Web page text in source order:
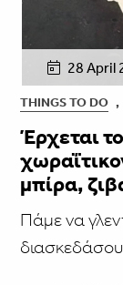
28 April
THINGS TO DO ,
Έρχεται
μπίρα,
Πάμε να